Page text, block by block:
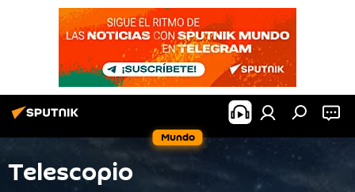
Mundo
Telescopio